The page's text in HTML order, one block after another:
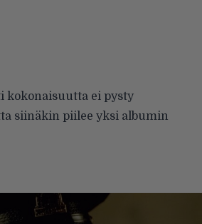
kokonaisuutta ei pysty
siinäkin piilee yksi albumin